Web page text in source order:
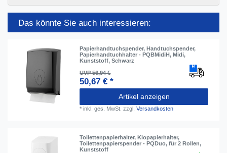
Das könnte Sie auch interessieren:
Papierhandtuchspender, Handtuchspender,
Papierhandtuchhalter - PQBMidiH, Midi,
Kunststoff, Schwarz
UVP 56,94 €
50,67 € *
Artikel anzeigen
*inkl. ges. MwSt. zzgl.Versandkosten
Toilettenpapierhalter, Klopapierhalter,
Toilettenpapierspender - PQDuo, für 2 Rollen,
Kunststoff